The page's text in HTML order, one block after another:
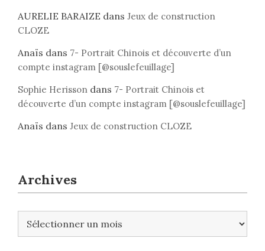
AURELIE BARAIZE dans Jeux de construction
CLOZE
Anaïs dans 7- Portrait Chinois et découverte d’un
compte instagram [@souslefeuillage]
Sophie Herisson dans 7- Portrait Chinois et
découverte d’un compte instagram [@souslefeuillage]
Anaïs dans Jeux de construction CLOZE
Archives